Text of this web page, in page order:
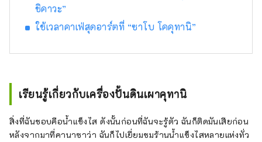
ชิคาวะ”
ใช้เวลาคาเฟ่สุดอาร์ตที่ “ซาโบ โคคุทานิ”
เรียนรู้เกี่ยวกับเครื่องปั้นดินเผาคุทานิ
สิ่งที่ฉันชอบคือน้ำแข็งไส ดังนั้นก่อนที่ฉันจะรู้ตัว ฉันก็ติดมันเสียก่อน
หลังจากมาที่คานาซาว่า ฉันก็ไปเยี่ยมชมร้านน้ำแข็งไสหลายแห่งทั่ว